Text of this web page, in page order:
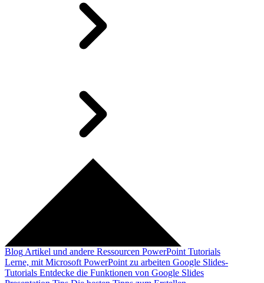
Blog Artikel und andere Ressourcen PowerPoint Tutorials
Lerne, mit Microsoft PowerPoint zu arbeiten Google Slides-
Tutorials Entdecke die Funktionen von Google Slides